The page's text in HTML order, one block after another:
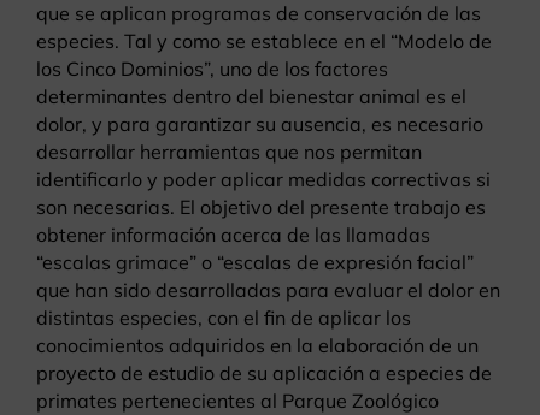
que se aplican programas de conservación de las
especies. Tal y como se establece en el “Modelo de
los Cinco Dominios”, uno de los factores
determinantes dentro del bienestar animal es el
dolor, y para garantizar su ausencia, es necesario
desarrollar herramientas que nos permitan
identificarlo y poder aplicar medidas correctivas si
son necesarias. El objetivo del presente trabajo es
obtener información acerca de las llamadas
“escalas grimace” o “escalas de expresión facial”
que han sido desarrolladas para evaluar el dolor en
distintas especies, con el fin de aplicar los
conocimientos adquiridos en la elaboración de un
proyecto de estudio de su aplicación a especies de
primates pertenecientes al Parque Zoológico